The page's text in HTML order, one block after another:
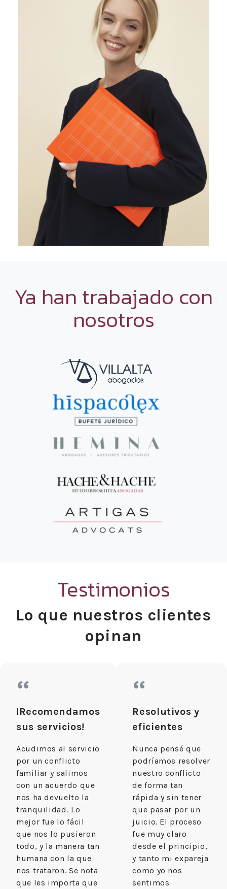
Ya han trabajado con
nosotros
Testimonios
Lo que nuestros clientes
opinan
“
¡Recomendamos
sus servicios!
Acudimos al servicio
por un conflicto
familiar y salimos
con un acuerdo que
nos ha devuelto la
tranquilidad. Lo
mejor fue lo fácil
que nos lo pusieron
todo, y la manera tan
humana con la que
nos trataron. Se nota
que les importa que
“
Resolutivos y
eficientes
Nunca pensé que
podríamos resolver
nuestro conflicto
de forma tan
rápida y sin tener
que pasar por un
juicio. El proceso
fue muy claro
desde el principio,
y tanto mi expareja
como yo nos
sentimos